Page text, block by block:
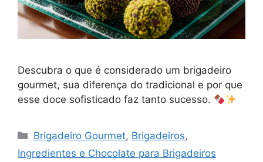
Descubra o que é considerado um brigadeiro
gourmet, sua diferença do tradicional e por que
esse doce sofisticado faz tanto sucesso.
Categorias
Brigadeiro Gourmet, Brigadeiros,
Ingredientes e Chocolate para Brigadeiros